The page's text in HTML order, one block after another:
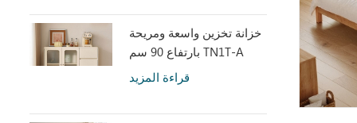
خزانة تخزين واسعة ومريحة
بارتفاع 90 سم TN1T-A
قراءة المزيد